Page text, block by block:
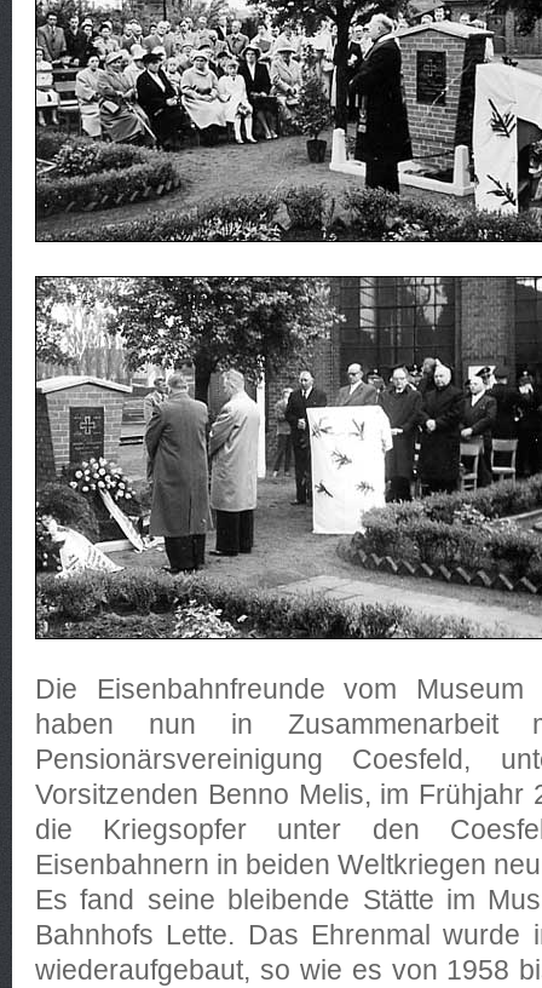
Die Eisenbahnfreunde vom
haben nun in Zusammenarbeit
Pensionärsvereinigung Coesfeld,
Vorsitzenden Benno Melis, im Frühjahr
die Kriegsopfer unter den
Eisenbahnern in beiden Weltkriegen
Es fand seine bleibende Stätte im
Bahnhofs Lette. Das Ehrenmal wurde
wiederaufgebaut, so wie es von 1958